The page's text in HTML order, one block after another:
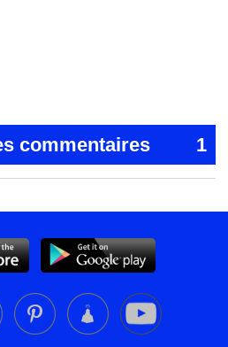
commentaires 1